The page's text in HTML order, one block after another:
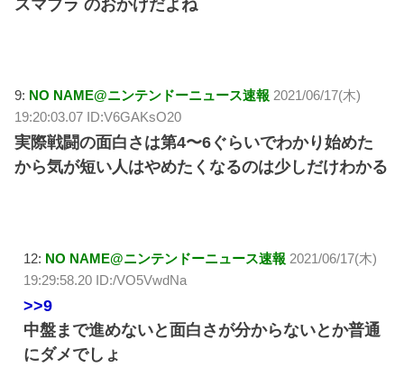
スマブラ のおかげだよね
9: NO NAME@ニンテンドーニュース速報 2021/06/17(木)
19:20:03.07 ID:V6GAKsO20
実際戦闘の面白さは第4〜6ぐらいでわかり始めた
から気が短い人はやめたくなるのは少しだけわかる
12: NO NAME@ニンテンドーニュース速報 2021/06/17(木)
19:29:58.20 ID:/VO5VwdNa
>>9
中盤まで進めないと面白さが分からないとか普通
にダメでしょ